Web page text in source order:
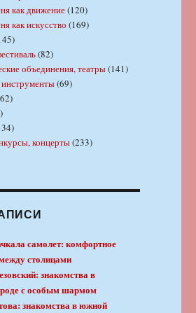
как движение(120)
как искусство (169)
(82)
объединения, театры(141)
(69)
концерты(233)
самолет: комфортное
столицами
знакомства в
с особым шармом
знакомства в южной